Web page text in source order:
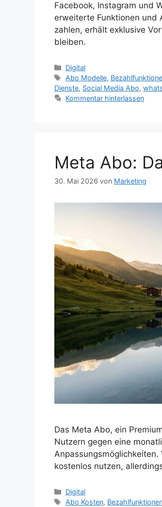
Facebook, Instagram und
erweiterte Funktionen und
zahlen, erhält exklusive
bleiben.
Kategorien
Digital
Schlagwörter
Abo Modelle,
Dienste, Social Media Abo,
Kommentar hinterlassen
Meta Abo:
30. Mai 2026 von Marketing
Das Meta Abo, ein
Nutzern gegen eine
kostenlos nutzen,
Kategorien
Digital
Schlagwörter
Abo Kosten,